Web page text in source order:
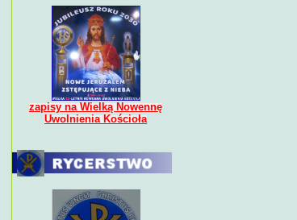
zapisy na Wielką Nowennę
Uwolnienia Kościoła